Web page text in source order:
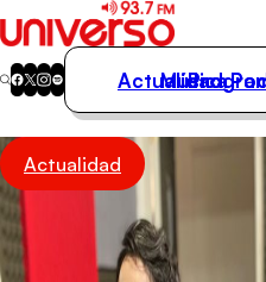
Actualidad
Música
Programas
Podcasts
Destacados
Actualidad
Música
Actualidad